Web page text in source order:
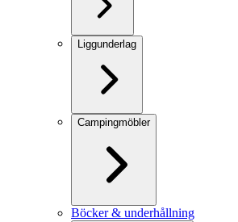
Liggunderlag
Campingmöbler
Böcker & underhållning